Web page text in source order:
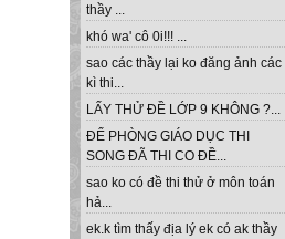
thầy ...
khó wa' cô 0i!!! ...
sao các thầy lại ko đăng ảnh các
kì thi...
LẤY THỬ ĐỀ LỚP 9 KHÔNG ?...
ĐỂ PHÒNG GIÁO DỤC THI
SONG ĐÃ THI CO ĐỀ...
sao ko có đề thi thử ở môn toán
hả...
ek.k tìm thấy địa lý ek có ak thầy